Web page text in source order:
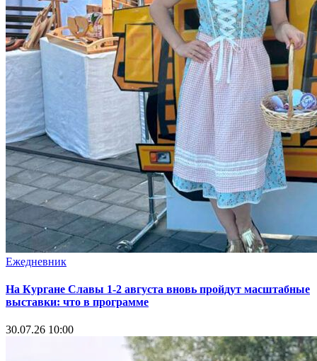
Ежедневник
На Кургане Славы 1-2 августа вновь пройдут масштабные
выставки: что в программе
30.07.26 10:00